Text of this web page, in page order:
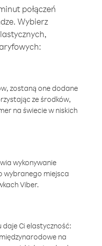
połączeń
Wybierz
zostaną one dodane
ze środków,
na świecie w niskich
wykonywanie
wybranego miejsca
Viber.
Ci elastyczność:
na